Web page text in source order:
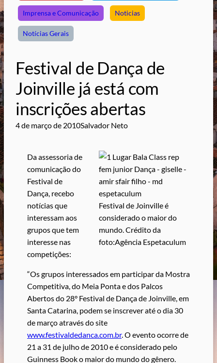
Imprensa e Comunicação Noticias
Notícias Gerais
Festival de Dança de
Joinville já está com
inscrições abertas
4 de março de 2010Salvador Neto
Festival de Joinville é
considerado o maior do
mundo. Crédito da
foto:Agência Espetaculum
Da assessoria de
comunicação do
Festival de
Dança, recebo
notícias que
interessam aos
grupos que tem
interesse nas
competições:
“Os grupos interessados em participar da Mostra
Competitiva, do Meia Ponta e dos Palcos
Abertos do 28° Festival de Dança de Joinville, em
Santa Catarina, podem se inscrever até o dia 30
de março através do site
www.festivaldedanca.com.br. O evento ocorre de
21 a 31 de julho de 2010 e é considerado pelo
Guinness Book o maior do mundo do gênero.